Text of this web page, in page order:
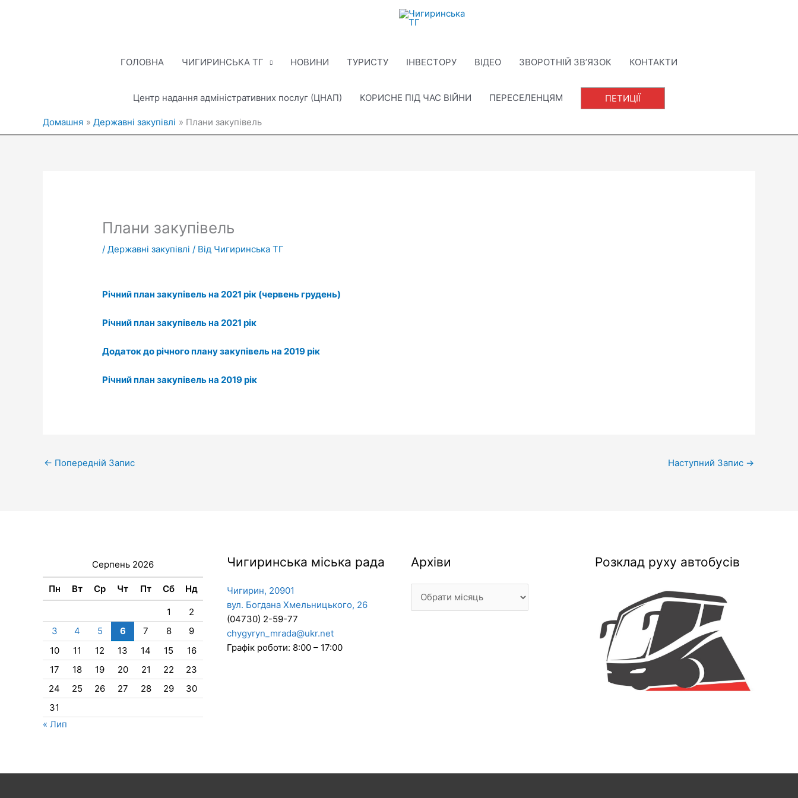
ГОЛОВНА ЧИГИРИНСЬКА ТГ НОВИНИ ТУРИСТУ ІНВЕСТОРУ ВІДЕО ЗВОРОТНІЙ ЗВ’ЯЗОК КОНТАКТИ
Центр надання адміністративних послуг (ЦНАП) КОРИСНЕ ПІД ЧАС ВІЙНИ ПЕРЕСЕЛЕНЦЯМ ПЕТИЦІЇ
Домашня Державні закупівлі Плани закупівель
Плани закупівель
/Державні закупівлі / Від Чигиринська ТГ
Річний план закупівель на 2021 рік (червень грудень)
Річний план закупівель на 2021 рік
Додаток до річного плану закупівель на 2019 рік
Річний план закупівель на 2019 рік
← Попередній Запис Наступний Запис →
Серпень 2026
Пн Вт Ср Чт Пт Сб Нд
1
2
3
4 5 6 7 8
9
10
11 12 13 14 15
16
17
18 19 20 21 22
23
24
25 26 27 28 29
30
31
« Лип
Чигиринська міська рада
Чигирин, 20901
вул. Богдана Хмельницького, 26
(04730) 2-59-77
chygyryn_mrada@ukr.net
Графік роботи: 8:00 – 17:00
Архіви
Архіви Розклад руху автобусів